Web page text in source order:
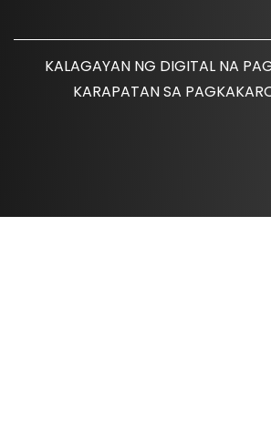
KALAGAYAN NG DIGITAL NA
KARAPATAN SA